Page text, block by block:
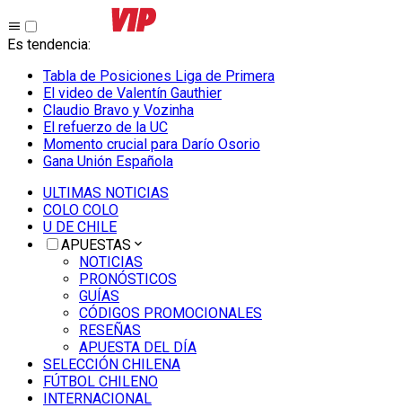
Es tendencia:
Tabla de Posiciones Liga de Primera
El video de Valentín Gauthier
Claudio Bravo y Vozinha
El refuerzo de la UC
Momento crucial para Darío Osorio
Gana Unión Española
ULTIMAS NOTICIAS
COLO COLO
U DE CHILE
APUESTAS
NOTICIAS
PRONÓSTICOS
GUÍAS
CÓDIGOS PROMOCIONALES
RESEÑAS
APUESTA DEL DÍA
SELECCIÓN CHILENA
FÚTBOL CHILENO
INTERNACIONAL